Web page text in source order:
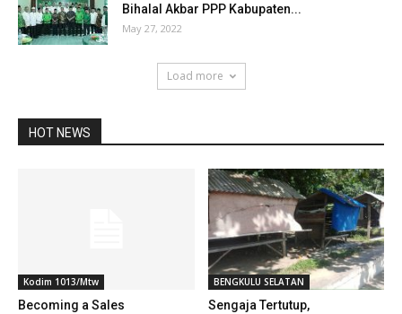
Bihalal Akbar PPP Kabupaten...
May 27, 2022
Load more
HOT NEWS
Kodim 1013/Mtw
Becoming a Sales
BENGKULU SELATAN
Sengaja Tertutup,